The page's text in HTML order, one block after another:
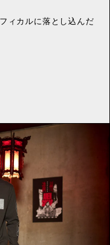
ィカルに落とし込んだ